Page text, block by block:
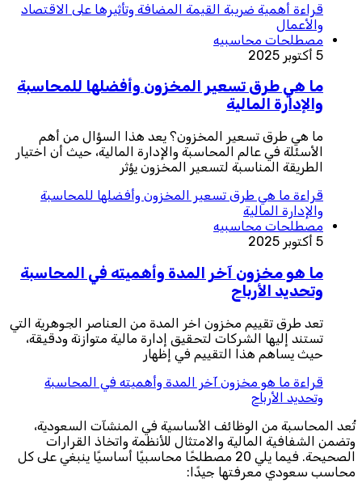
قراءة أهمية ضريبة القيمة المضافة وتأثيرها على الاقتصاد
والأعمال
مصطلحات محاسبيه
5 أكتوبر 2025
ما هي طرق تسعير المخزون وأفضلها للمحاسبة
والإدارة المالية
ما هي طرق تسعير المخزون؟ يعد هذا السؤال من أهم
الأسئلة في عالم المحاسبة والإدارة المالية، حيث أن اختيار
الطريقة المناسبة لتسعير المخزون يؤثر
قراءة ما هي طرق تسعير المخزون وأفضلها للمحاسبة
والإدارة المالية
مصطلحات محاسبيه
5 أكتوبر 2025
ما هو مخزون آخر المدة وأهميته في المحاسبة
وتحديد الأرباح
تعد طرق تقييم مخزون اخر المدة من العناصر الجوهرية التي
تستند إليها الشركات لتحقيق إدارة مالية متوازنة ودقيقة،
حيث يساهم هذا التقييم في إظهار
قراءة ما هو مخزون آخر المدة وأهميته في المحاسبة
وتحديد الأرباح
تُعد المحاسبة من الوظائف الأساسية في المنشآت السعودية،
وتضمن الشفافية المالية والامتثال للأنظمة واتخاذ القرارات
الصحيحة. فيما يلي 20 مصطلحًا محاسبيًا أساسيًا ينبغي على كل
محاسب سعودي معرفتها جيدًا: